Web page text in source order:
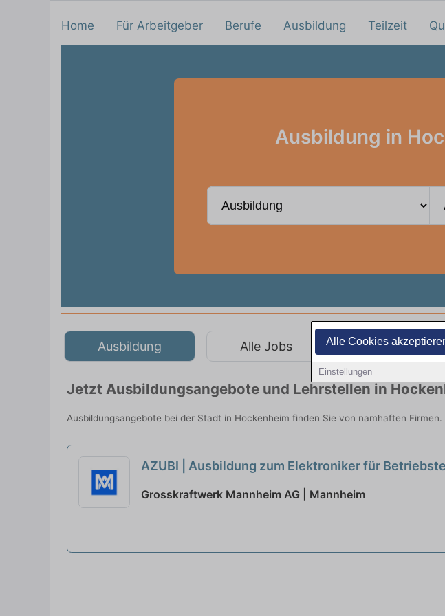
Alle Cookies
Einstellungen
Home Für Arbeitgeber Berufe Ausbildung Teilzeit
Ausbildung in
Ausbildung Alle Jobs Teilzeit
Jetzt Ausbildungsangebote und Lehrstellen in
Ausbildungsangebote bei der Stadt in Hockenheim finden Sie von namhaften
AZUBI | Ausbildung zum Elektroniker für
Grosskraftwerk Mannheim AG | Mannheim